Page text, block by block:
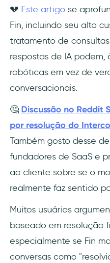
💔 Este artigo se
Fin, incluindo seu alto
tratamento de
respostas de IA podem,
robóticas em vez de
conversacionais.
🤔 Discussão no Reddit
por resolução do
Também gosto desse
fundadores de SaaS e
ao cliente sobre se o
realmente faz sentido
Muitos usuários
baseado em resolução
especialmente se Fin
conversas como